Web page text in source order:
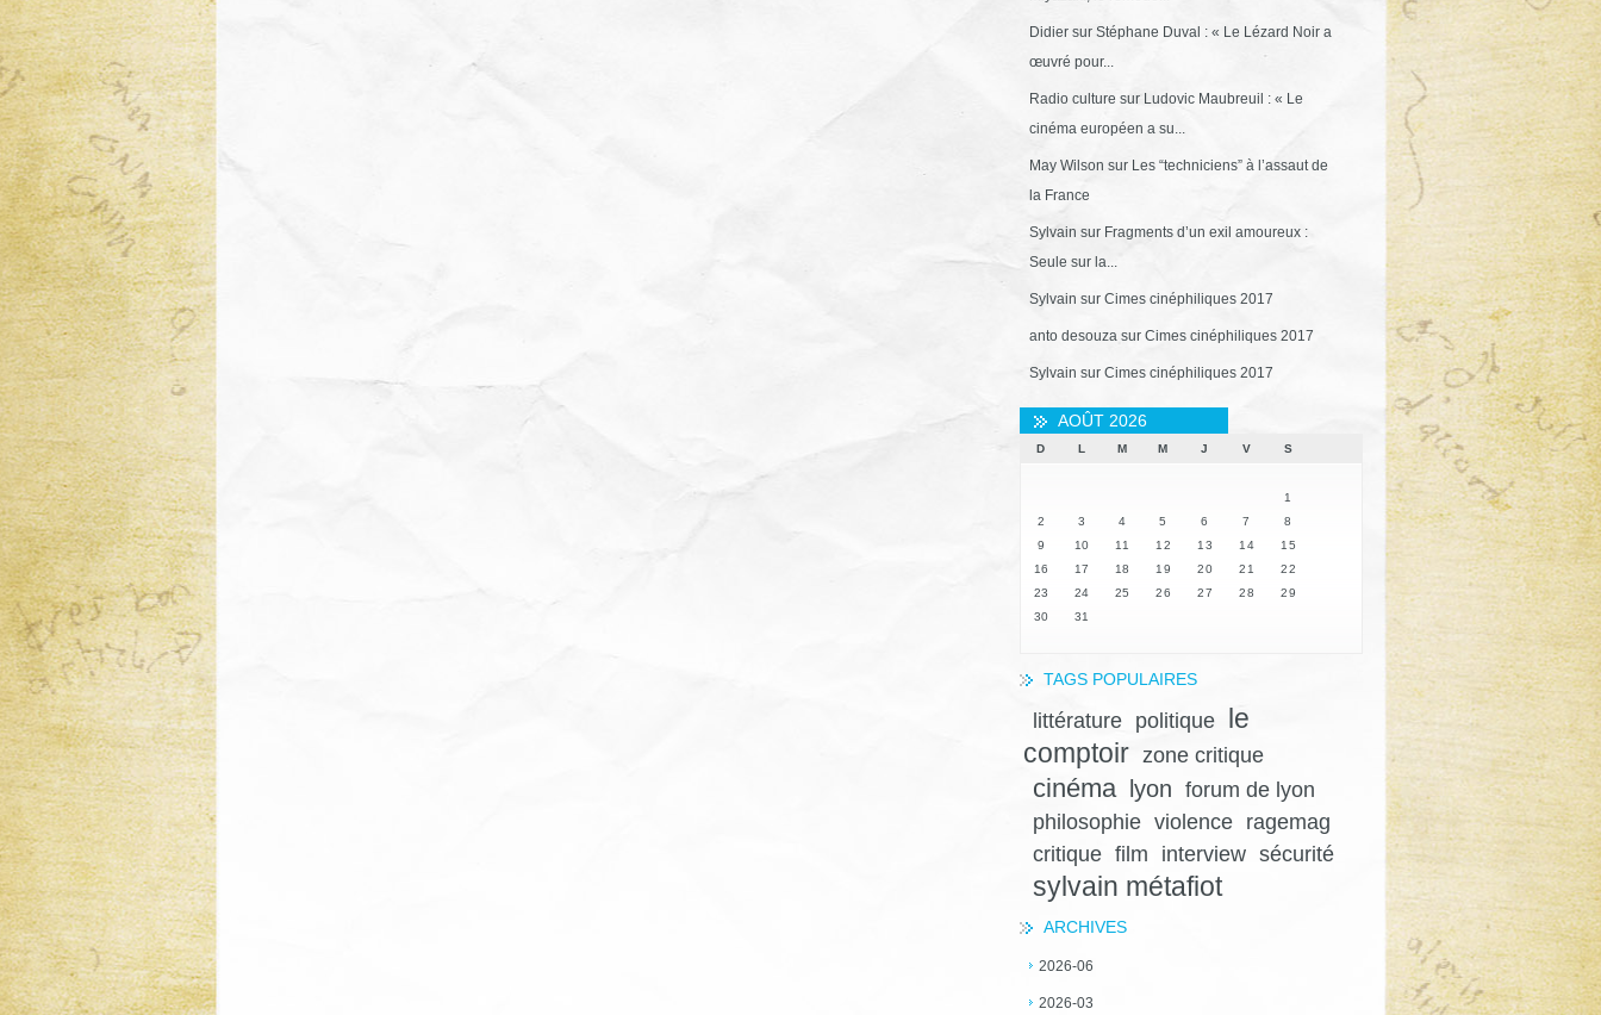
Didiersur Stéphane Duval : « Le Lézard Noir a
œuvré pour...
Radio culture sur Ludovic Maubreuil : « Le
cinéma européen a su...
May Wilson sur Les “techniciens” à l’assaut de
la France
Sylvain sur Fragments d’un exil amoureux :
Seule sur la...
Sylvain sur Cimes cinéphiliques 2017
anto desouzasur Cimes cinéphiliques 2017
Sylvain sur Cimes cinéphiliques 2017
AOÛT 2026
D L M M J V S
1
2
3 4 5 6 7
8
9
10 11 12 13 14
15
16
17 18 19 20 21
22
23
24 25 26 27 28
29
30
31
TAGS POPULAIRES
littérature politique
le
comptoir zone critique
cinéma lyon forum de lyon
philosophie violence
ragemag
critique film interview sécurité
sylvain métafiot
ARCHIVES
2026-06
2026-03